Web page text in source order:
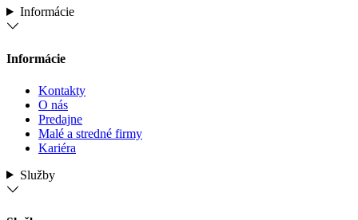
Informácie
Informácie
Kontakty
O nás
Predajne
Malé a stredné firmy
Kariéra
Služby